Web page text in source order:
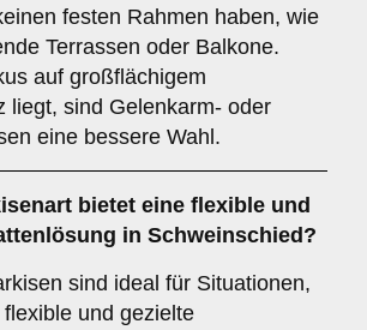
festen Rahmen haben, wie
Terrassen oder Balkone.
auf großflächigem
liegt, sind Gelenkarm- oder
eine bessere Wahl.
bietet eine flexible und
in Schweinschied?
sind ideal für Situationen,
und gezielte